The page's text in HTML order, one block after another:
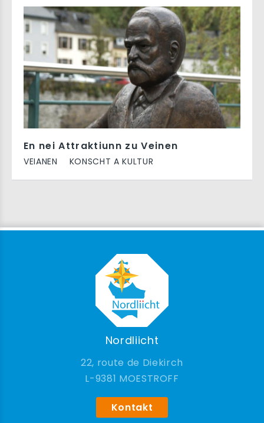
En nei Attraktiunn zu Veinen
VEIANEN KONSCHT A KULTUR
Nordliicht
22, route de Diekirch
9381 MOESTROFF
Kontakt